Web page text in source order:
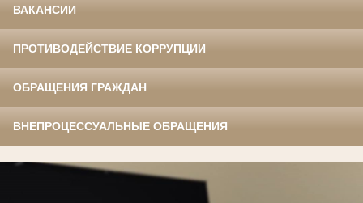
ВАКАНСИИ
ПРОТИВОДЕЙСТВИЕ КОРРУПЦИИ
ОБРАЩЕНИЯ ГРАЖДАН
ВНЕПРОЦЕССУАЛЬНЫЕ ОБРАЩЕНИЯ